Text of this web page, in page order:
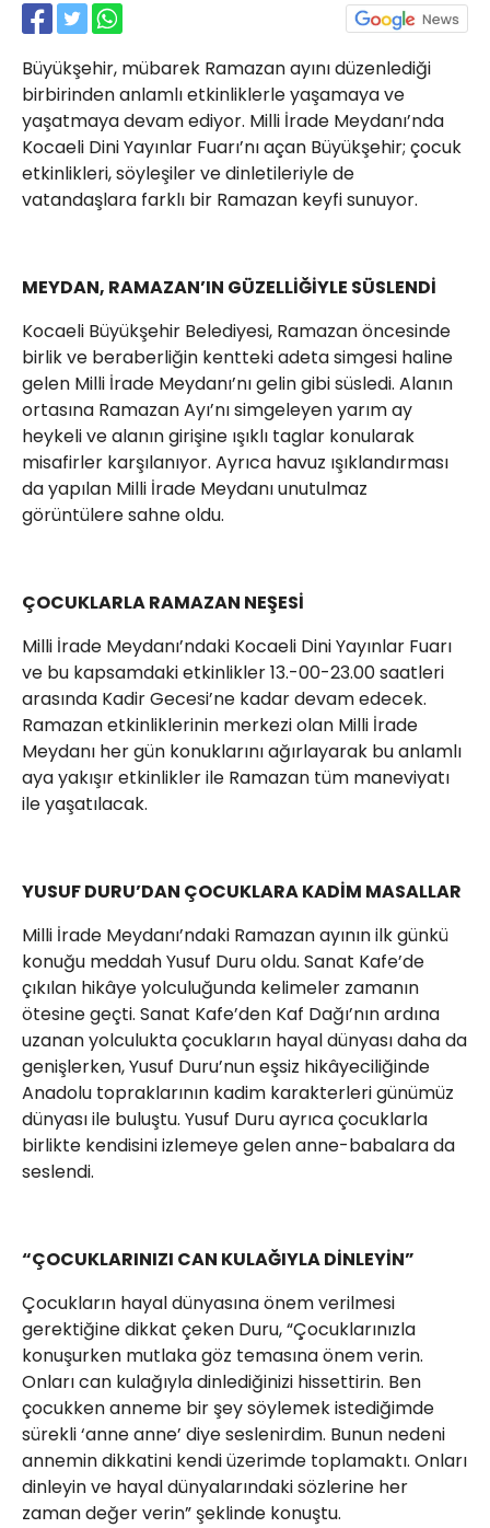
Büyükşehir, mübarek Ramazan ayını düzenlediği
birbirinden anlamlı etkinliklerle yaşamaya ve
yaşatmaya devam ediyor. Milli İrade Meydanı’nda
Kocaeli Dini Yayınlar Fuarı’nı açan Büyükşehir; çocuk
etkinlikleri, söyleşiler ve dinletileriyle de
vatandaşlara farklı bir Ramazan keyfi sunuyor.
MEYDAN, RAMAZAN’IN GÜZELLİĞİYLE SÜSLENDİ
Kocaeli Büyükşehir Belediyesi, Ramazan öncesinde
birlik ve beraberliğin kentteki adeta simgesi haline
gelen Milli İrade Meydanı’nı gelin gibi süsledi. Alanın
ortasına Ramazan Ayı’nı simgeleyen yarım ay
heykeli ve alanın girişine ışıklı taglar konularak
misafirler karşılanıyor. Ayrıca havuz ışıklandırması
da yapılan Milli İrade Meydanı unutulmaz
görüntülere sahne oldu.
ÇOCUKLARLA RAMAZAN NEŞESİ
Milli İrade Meydanı’ndaki Kocaeli Dini Yayınlar Fuarı
ve bu kapsamdaki etkinlikler 13.-00-23.00 saatleri
arasında Kadir Gecesi’ne kadar devam edecek.
Ramazan etkinliklerinin merkezi olan Milli İrade
Meydanı her gün konuklarını ağırlayarak bu anlamlı
aya yakışır etkinlikler ile Ramazan tüm maneviyatı
ile yaşatılacak.
YUSUF DURU’DAN ÇOCUKLARA KADİM MASALLAR
Milli İrade Meydanı’ndaki Ramazan ayının ilk günkü
konuğu meddah Yusuf Duru oldu. Sanat Kafe’de
çıkılan hikâye yolculuğunda kelimeler zamanın
ötesine geçti. Sanat Kafe’den Kaf Dağı’nın ardına
uzanan yolculukta çocukların hayal dünyası daha da
genişlerken, Yusuf Duru’nun eşsiz hikâyeciliğinde
Anadolu topraklarının kadim karakterleri günümüz
dünyası ile buluştu. Yusuf Duru ayrıca çocuklarla
birlikte kendisini izlemeye gelen anne-babalara da
seslendi.
“ÇOCUKLARINIZI CAN KULAĞIYLA DİNLEYİN”
Çocukların hayal dünyasına önem verilmesi
gerektiğine dikkat çeken Duru, “Çocuklarınızla
konuşurken mutlaka göz temasına önem verin.
Onları can kulağıyla dinlediğinizi hissettirin. Ben
çocukken anneme bir şey söylemek istediğimde
sürekli ‘anne anne’ diye seslenirdim. Bunun nedeni
annemin dikkatini kendi üzerimde toplamaktı. Onları
dinleyin ve hayal dünyalarındaki sözlerine her
zaman değer verin” şeklinde konuştu.
Akkavaklar Caddesi No:17/4 İzmit-
KOCAELİ
kocaelisokak@gmail.com